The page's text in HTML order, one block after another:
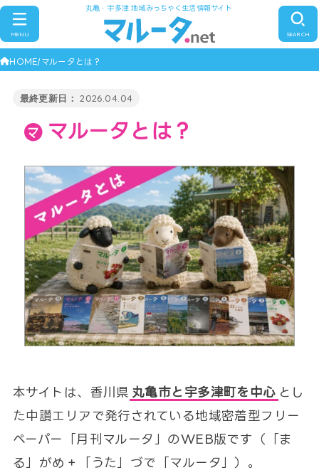
丸亀・宇多津 地域みっちゃく生活情報サイト
SEARCH
MENU
HOME マルータとは？
2026.04.04
マルータとは？
本サイトは、香川県 丸亀市と宇多津町を中心 とし
た中讃エリアで発行されている地域密着型フリー
ペーパー「月刊マルータ」のWEB版です（「ま
る」がめ＋「うた」づで「マルータ」）。